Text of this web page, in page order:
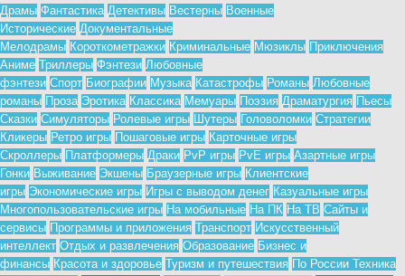
Драмы Фантастика Детективы Вестерны Военные
Исторические Документальные
Мелодрамы Короткометражки Криминальные Мюзиклы Приключения
Аниме Триллеры Фэнтези Любовные
фэнтези Спорт Биографии Музыка Катастрофы Романы Любовные
романы Проза Эротика Классика Мемуары Поэзия Драматургия Пьесы
Сказки Симуляторы Ролевые игры Шутеры Головоломки Стратегии
Кликеры Ретро игры Пошаговые игры Карточные игры
Скроллеры Платформеры Драки PvP игры PvE игры Азартные игры
Гонки Выживание Экшены Браузерные игры Клиентские
игры Экономические игры Игры с выводом денег Казуальные игры
Многопользовательские игры На мобильные На ПК На ТВ Сайты и
сервисы Программы и приложения Транспорт Искусственный
интеллект Отдых и развлечения Образование Бизнес и
финансы Красота и здоровье Туризм и путешествия По России Техника